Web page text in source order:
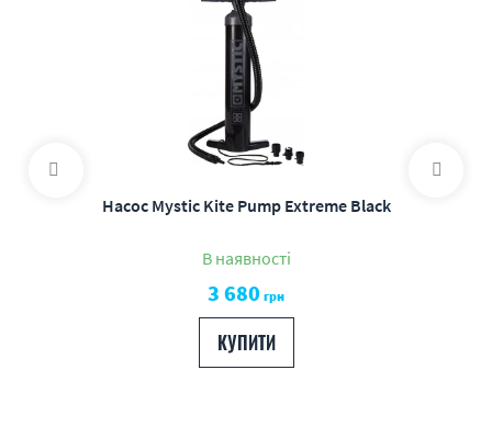
Насос Mystic Kite Pump Extreme Black
В наявності
3 680 грн
КУПИТИ